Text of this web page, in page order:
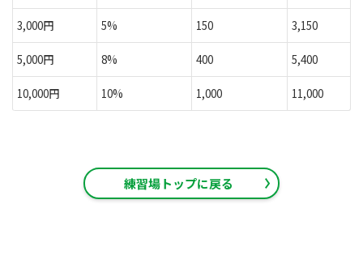
3,000円 5% 150 3,150
5,000円 8% 400 5,400
10,000円 10% 1,000 11,000
練習場トップに戻る